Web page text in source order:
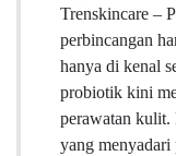
Trenskincare –
perbincangan
hanya di kenal
probiotik kini
perawatan kulit.
yang menyadari